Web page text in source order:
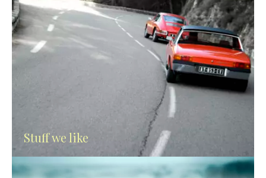
Stuff we like